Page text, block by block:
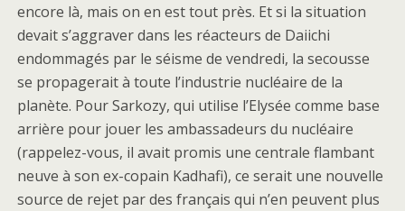
encore là, mais on en est tout près. Et si la situation
devait s’aggraver dans les réacteurs de Daiichi
endommagés par le séisme de vendredi, la secousse
se propagerait à toute l’industrie nucléaire de la
planète. Pour Sarkozy, qui utilise l’Elysée comme base
arrière pour jouer les ambassadeurs du nucléaire
(rappelez-vous, il avait promis une centrale flambant
neuve à son ex-copain Kadhafi), ce serait une nouvelle
source de rejet par des français qui n’en peuvent plus